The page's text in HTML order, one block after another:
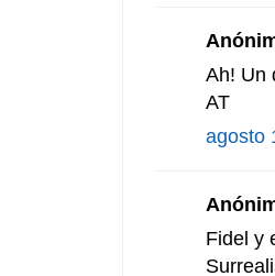
Ah! Un
AT
agosto
Fidel y